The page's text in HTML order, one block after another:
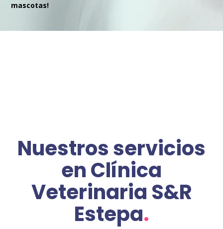
mascotas!
Nuestros servicios
en Clínica
Veterinaria S&R
Estepa.